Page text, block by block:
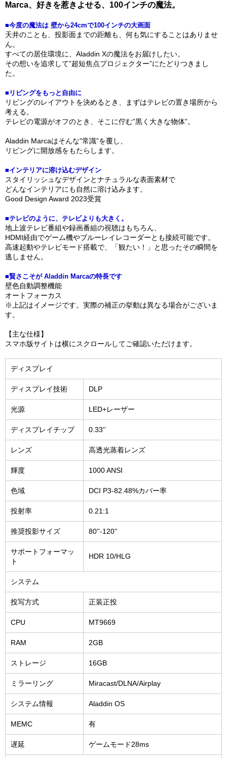
Marca、好きを惹きよせる、100インチの魔法。
■今度の魔法は 壁から24cmで100インチの大画面
天井のことも、投影面までの距離も、何も気にすることはありませ
ん。
すべての居住環境に、Aladdin Xの魔法をお届けしたい。
その想いを追求して”超短焦点プロジェクター”にたどりつきまし
た。
■リビングをもっと自由に
リビングのレイアウトを決めるとき、まずはテレビの置き場所から
考える。
テレビの電源がオフのとき、そこに佇む”黒く大きな物体”。
Aladdin Marcaはそんな”常識”を覆し、
リビングに開放感をもたらします。
■インテリアに溶け込むデザイン
スタイリッシュなデザインとナチュラルな表面素材で
どんなインテリアにも自然に溶け込みます。
Good Design Award 2023受賞
■テレビのように、テレビよりも大きく。
地上波テレビ番組や録画番組の視聴はもちろん、
HDMI経由でゲーム機やブルーレイレコーダーとも接続可能です。
高速起動やテレビモード搭載で、「観たい！」と思ったその瞬間を
逃しません。
■賢さこそが Aladdin Marcaの特長です
壁色自動調整機能
オートフォーカス
※上記はイメージです。実際の補正の挙動は異なる場合がございま
す。
【主な仕様】
スマホ版サイトは横にスクロールしてご確認いただけます。
ディスプレイ
ディスプレイ技術 DLP
光源 LED+レーザー
ディスプレイチップ 0.33''
レンズ 高透光蒸着レンズ
輝度 1000 ANSI
色域 DCI P3-82.48%カバー率
投射率 0.21:1
推奨投影サイズ 80''-120''
サポートフォーマッ
ト
HDR 10/HLG
システム
投写方式 正装正投
CPU MT9669
RAM 2GB
ストレージ 16GB
ミラーリング Miracast/DLNA/Airplay
システム情報 Aladdin OS
MEMC 有
遅延 ゲームモード28ms